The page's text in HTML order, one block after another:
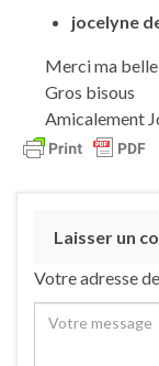
jocelyne
Merci ma belle
Gros bisous
Amicalement
Laisser un
Votre adresse